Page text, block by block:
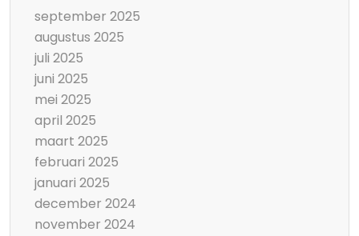
september 2025
augustus 2025
juli 2025
juni 2025
mei 2025
april 2025
maart 2025
februari 2025
januari 2025
december 2024
november 2024